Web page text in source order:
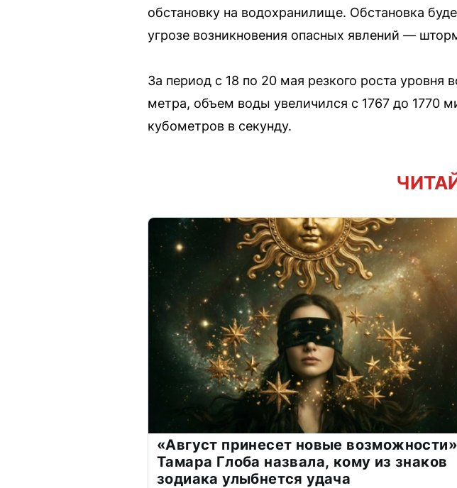
обстановку на водохранилище. Обстановка
угрозе возникновения опасных явлений —
За период с 18 по 20 мая резкого роста
метра, объем воды увеличился с 1767 до 1770
кубометров в секунду.
«Август принесет новые
Тамара Глоба назвала, кому из знаков
зодиака улыбнется удача